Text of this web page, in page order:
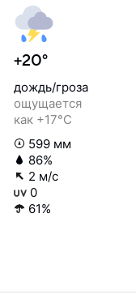
+20°
дождь/гроза
ощущается
как +17°C
599 мм
86%
2 м/с
0
61%